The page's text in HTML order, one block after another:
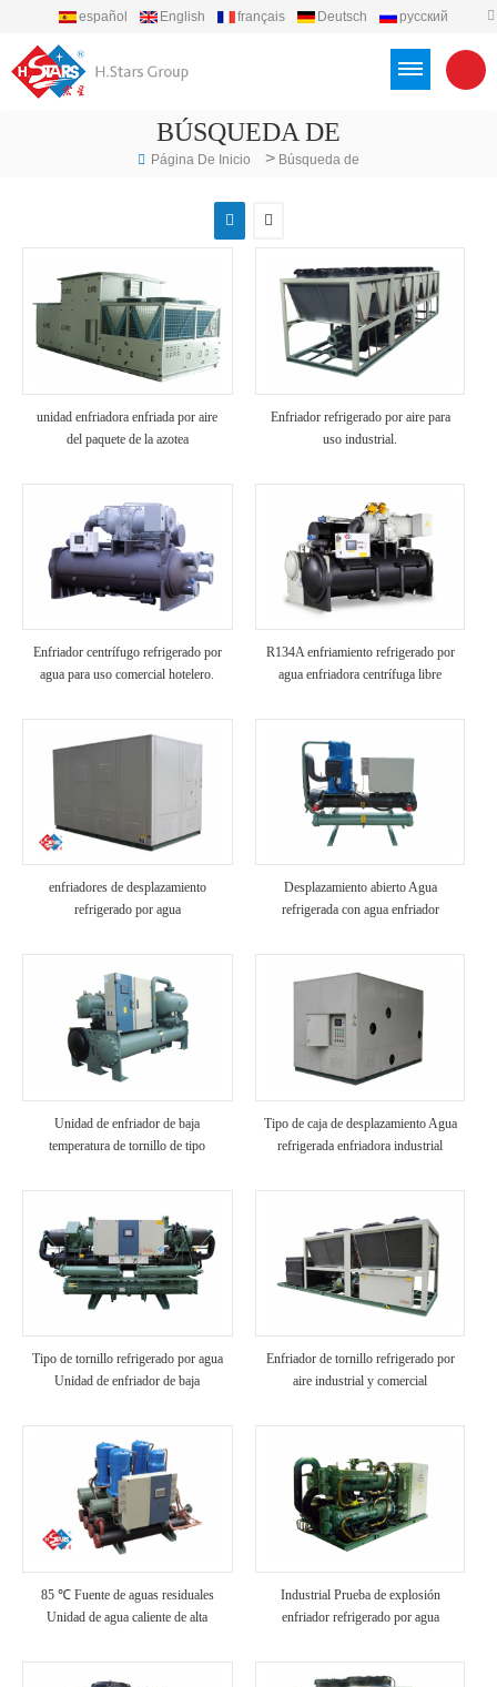
español English français Deutsch
русский
BÚSQUEDA DE
Página De Inicio > Búsqueda de
unidad enfriadora enfriada por aire
del paquete de la azotea
Enfriador refrigerado por aire para
uso industrial.
Enfriador centrífugo refrigerado por
agua para uso comercial hotelero.
R134A enfriamiento refrigerado por
agua enfriadora centrífuga libre
enfriadores de desplazamiento
refrigerado por agua
Desplazamiento abierto Agua
refrigerada con agua enfriador
Unidad de enfriador de baja
temperatura de tornillo de tipo
Tipo de caja de desplazamiento Agua
refrigerada enfriadora industrial
Tipo de tornillo refrigerado por agua
Unidad de enfriador de baja
Enfriador de tornillo refrigerado por
aire industrial y comercial
85 ℃ Fuente de aguas residuales
Unidad de agua caliente de alta
Industrial Prueba de explosión
enfriador refrigerado por agua